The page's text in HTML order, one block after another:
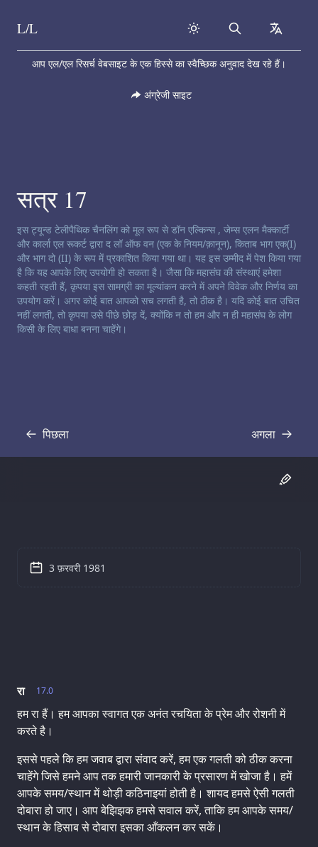
Skip to content
L/L Search
आप एल/एल रिसर्च वेबसाइट के एक हिस्से का स्वैच्छिक अनुवाद देख रहे हैं।
अंग्रेजी साइट
सत्र 17
चैनलिंग अस्वीकरण:
इस ट्यून्ड टेलीपैथिक चैनलिंग को मूल रूप से डॉन एल्किन्स , जेम्स एलन मैक्कार्टी
और कार्ला एल रूकर्ट द्वारा द लॉ ऑफ वन (एक के नियम/क़ानून), किताब भाग एक(I)
और भाग दो (II) के रूप में प्रकाशित किया गया था। यह इस उम्मीद में पेश किया गया
है कि यह आपके लिए उपयोगी हो सकता है। जैसा कि महासंघ की संस्थाएं हमेशा
कहती रहती हैं, कृपया इस सामग्री का मूल्यांकन करने में अपने विवेक और निर्णय का
उपयोग करें। अगर कोई बात आपको सच लगती है, तो ठीक है। यदि कोई बात उचित
नहीं लगती, तो कृपया उसे पीछे छोड़ दें, क्योंकि न तो हम और न ही महासंघ के लोग
किसी के लिए बाधा बनना चाहेंगे।
पिछला
प्रतिलिपि अगला
प्रतिलिपि
17.0
रा
हम रा हैं। हम आपका स्वागत एक अनंत रचयिता के प्रेम और रोशनी में
करते है।
इससे पहले कि हम जवाब द्वारा संवाद करें, हम एक गलती को ठीक करना
चाहेंगे जिसे हमने आप तक हमारी जानकारी के प्रसारण में खोजा है। हमें
आपके समय/स्थान में थोड़ी कठिनाइयां होती है। शायद हमसे ऐसी गलती
दोबारा हो जाए। आप बेझिझक हमसे सवाल करें, ताकि हम आपके समय/
स्थान के हिसाब से दोबारा इसका आँकलन कर सकें।
3 फ़रवरी 1981